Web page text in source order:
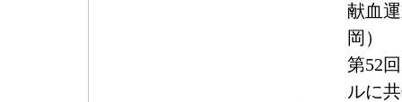
献血
岡）
第52
ルに